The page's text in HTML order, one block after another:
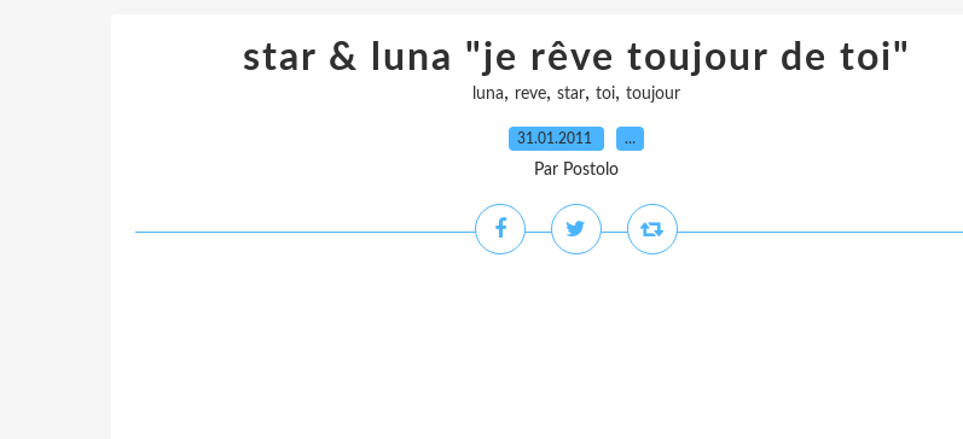
star & luna "je rêve toujour de toi"
luna, reve, star, toi, toujour
31.01.2011 …
Par Postolo